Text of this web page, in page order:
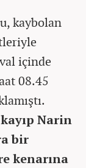
kaybolan
içinde
08.45
Narin
bir
kenarına